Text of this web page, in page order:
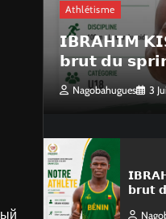
Athlétisme
𝗜𝗕𝗥𝗔𝗛𝗜𝗠
𝗯𝗿𝘂𝘁 𝗱𝘂
Nagobahugues 3
𝗯𝗿𝘂𝘁